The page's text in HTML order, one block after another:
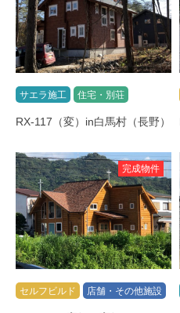
サエラ施工 住宅・別荘
RX-117（変）in白馬村（長野）
完成物件
セルフビルド 店舗・その他施設